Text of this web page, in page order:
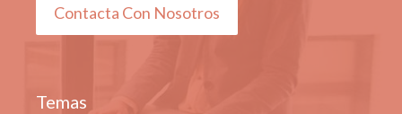
Contacta Con Nosotros
Temas